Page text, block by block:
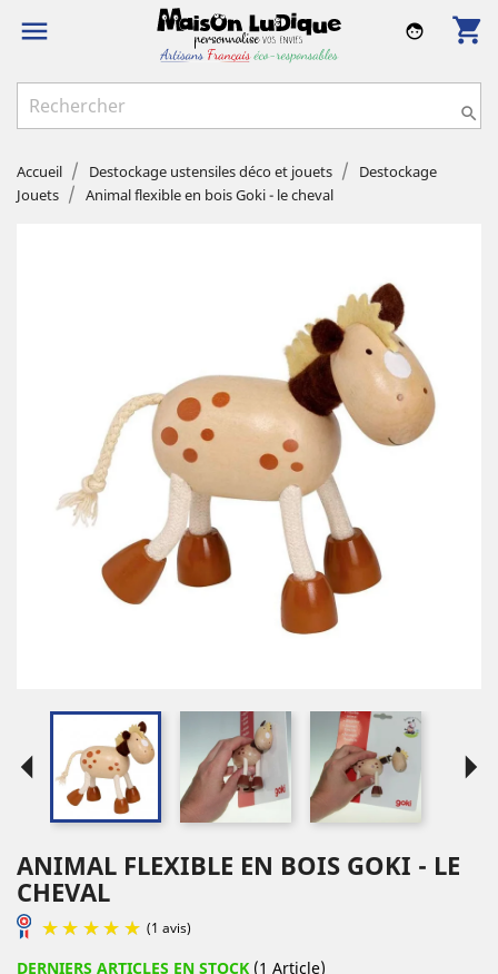
 shopping_cart
face

Accueil Destockage ustensiles déco et jouets
Destockage
Jouets
Animal flexible en bois Goki - le cheval
arrow_left arrow_right
ANIMAL FLEXIBLE EN BOIS GOKI - LE
CHEVAL
DERNIERS ARTICLES EN STOCK (1 Article)